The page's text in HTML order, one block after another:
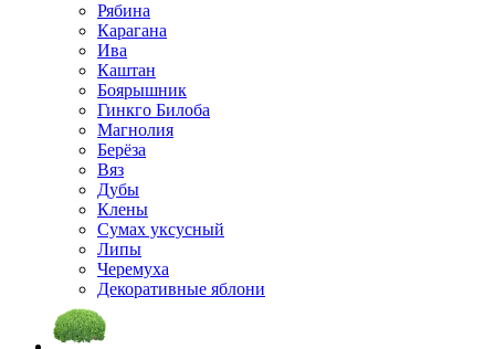
Рябина
Карагана
Ива
Каштан
Боярышник
Гинкго Билоба
Магнолия
Берёза
Вяз
Дубы
Клены
Сумах уксусный
Липы
Черемуха
Декоративные яблони